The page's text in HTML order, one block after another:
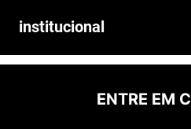
de alta qualidade, preços
Prazos e entregas
institucional
Quem somos
Politica de privacidade
ENTRE EM